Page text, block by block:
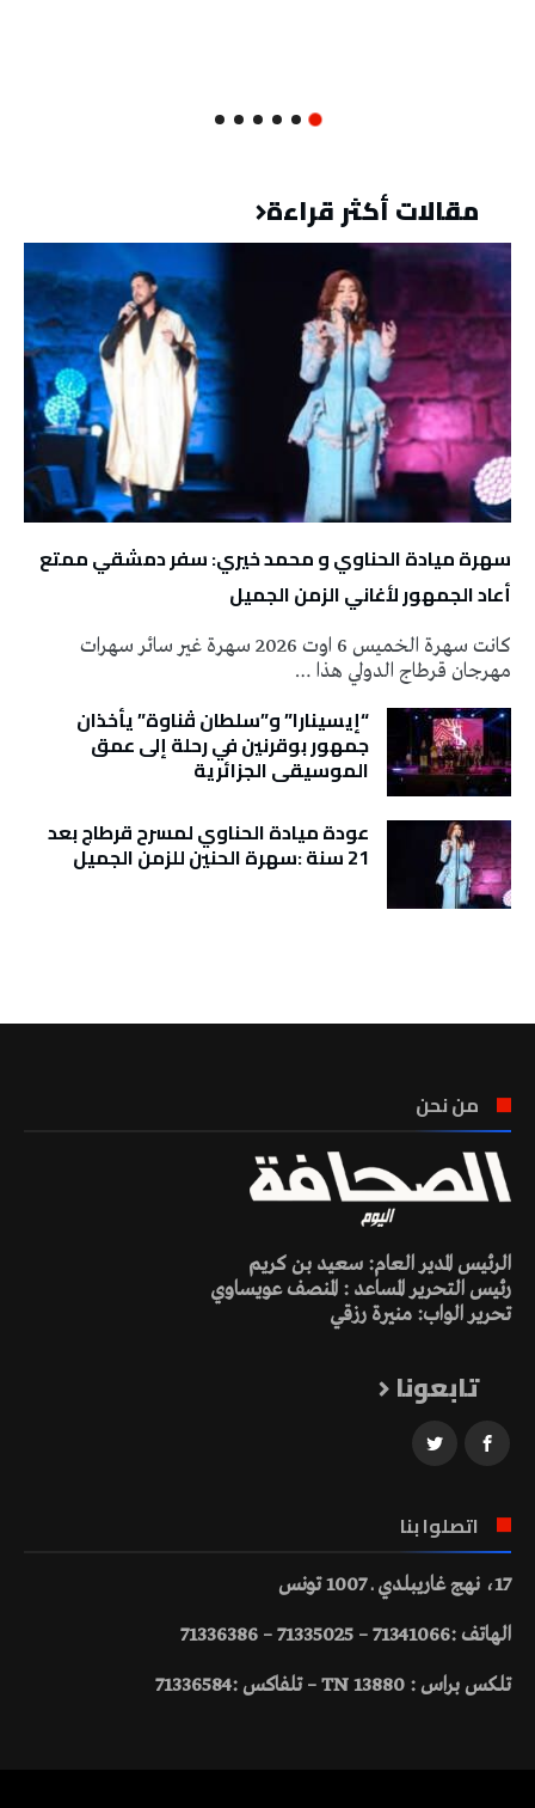
مقالات أكثر قراءة
سهرة ميادة الحناوي و محمد خيري: سفر دمشقي ممتع
أعاد الجمهور لأغاني الزمن الجميل
كانت سهرة الخميس 6 اوت 2026 سهرة غير سائر سهرات
مهرجان قرطاج الدولي هذا …
“إيسينارا” و”سلطان ڤناوة” يأخذان
جمهور بوقرنين في رحلة إلى عمق
الموسيقى الجزائرية
عودة ميادة الحناوي لمسرح قرطاج بعد
21 سنة :سهرة الحنين للزمن الجميل
من نحن
الرئيس المدير العام: سعيد بن كريم
رئيس التحرير المساعد : المنصف عويساوي
تحرير الواب: منيرة رزقي
تابعونا
اتصلوا بنا
17، نهج غاريبلدي ـ 1007 تونس
الهاتف :71341066 – 71335025 – 71336386
تلكس براس : 13880 TN – تلفاكس :71336584